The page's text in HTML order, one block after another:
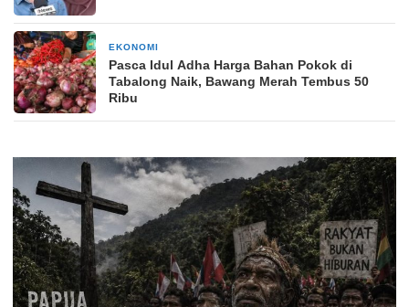
EKONOMI
Pasca Idul Adha Harga Bahan Pokok di
Tabalong Naik, Bawang Merah Tembus 50
Ribu